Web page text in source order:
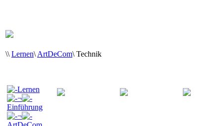
\\ Lernen\ ArtDeCom\ Technik
Lernen
¬
Einführung
¬